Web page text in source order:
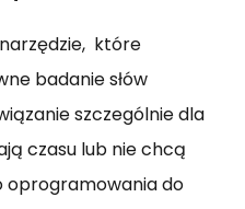
które
badanie słów
szczególnie dla
czasu lub nie chcą
oprogramowania do